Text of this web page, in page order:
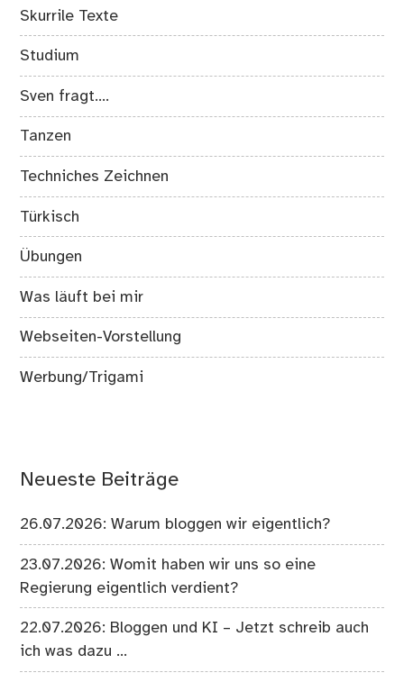
Skurrile Texte
Studium
Sven fragt….
Tanzen
Techniches Zeichnen
Türkisch
Übungen
Was läuft bei mir
Webseiten-Vorstellung
Werbung/Trigami
Neueste Beiträge
26.07.2026: Warum bloggen wir eigentlich?
23.07.2026: Womit haben wir uns so eine
Regierung eigentlich verdient?
22.07.2026: Bloggen und KI – Jetzt schreib auch
ich was dazu …